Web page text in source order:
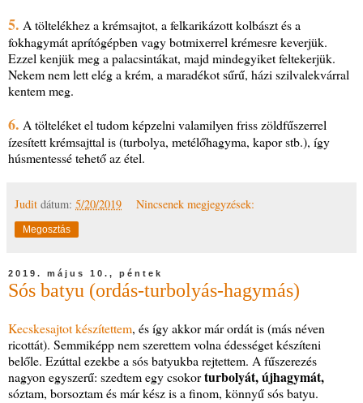
5. A töltelékhez a krémsajtot, a felkarikázott kolbászt és a
fokhagymát aprítógépben vagy botmixerrel krémesre keverjük.
Ezzel kenjük meg a palacsintákat, majd mindegyiket feltekerjük.
Nekem nem lett elég a krém, a maradékot sűrű, házi szilvalekvárral
kentem meg.
6. A tölteléket el tudom képzelni valamilyen friss zöldfűszerrel
ízesített krémsajttal is (turbolya, metélőhagyma, kapor stb.), így
húsmentessé tehető az étel.
Judit dátum: 5/20/2019 Nincsenek megjegyzések:
Megosztás
2019. május 10., péntek
Sós batyu (ordás-turbolyás-hagymás)
Kecskesajtot készítettem, és így akkor már ordát is (más néven
ricottát). Semmiképp nem szerettem volna édességet készíteni
belőle. Ezúttal ezekbe a sós batyukba rejtettem. A fűszerezés
nagyon egyszerű: szedtem egy csokorturbolyát, újhagymát,
sóztam, borsoztam és már kész is a finom, könnyű sós batyu.